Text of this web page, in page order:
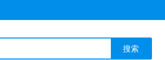
搜索